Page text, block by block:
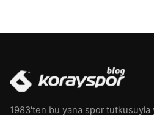
1983'ten bu yana spor tutkusuyla